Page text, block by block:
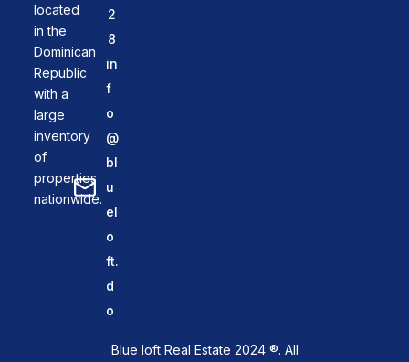
located
in the
Dominican
Republic
with a
large
inventory
of
properties
nationwide.
2
8
in
f
o
@
bl
u
el
o
ft.
d
o
Blue loft Real Estate 2024 ®. All